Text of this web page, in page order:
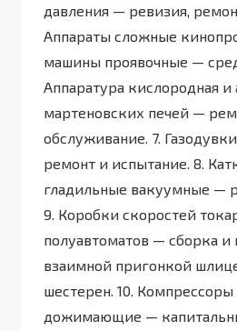
давления — ревизия,
Аппараты сложные
машины проявочные —
Аппаратура кислородная и
мартеновских печей —
обслуживание. 7.
ремонт и испытание. 8.
гладильные вакуумные —
9. Коробки скоростей
полуавтоматов — сборка и
взаимной пригонкой
шестерен. 10.
дожимающие —